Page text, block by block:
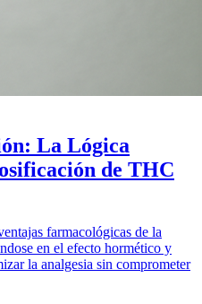
La Lógica
de THC
farmacológicas de la
en el efecto hormético y
la analgesia sin comprometer